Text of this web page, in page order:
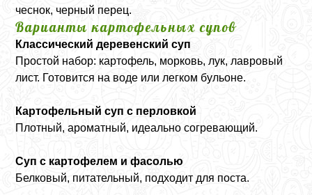
чеснок, черный перец.
Варианты картофельных супов
Классический деревенский суп
Простой набор: картофель, морковь, лук, лавровый
лист. Готовится на воде или легком бульоне.
Картофельный суп с перловкой
Плотный, ароматный, идеально согревающий.
Суп с картофелем и фасолью
Белковый, питательный, подходит для поста.